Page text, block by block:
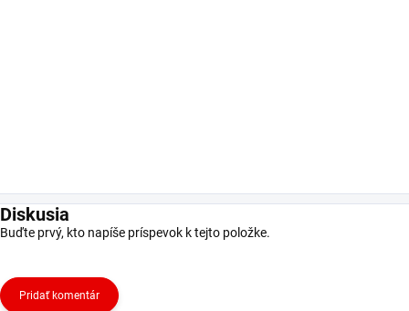
Diskusia
Buďte prvý, kto napíše príspevok k tejto položke.
Pridať komentár